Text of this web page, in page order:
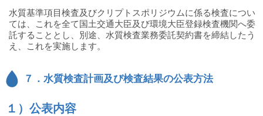
水質基準項目検査及びクリプトスポリジウムに係る検査につい
ては、これを全て国土交通大臣及び環境大臣登録検査機関へ委
託することとし、別途、水質検査業務委託契約書を締結したう
え、これを実施します。
７．水質検査計画及び検査結果の公表方法
１）公表内容